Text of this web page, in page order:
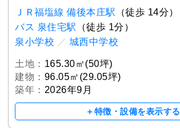
ＪＲ福塩線 備後本庄駅
（徒歩 14分）
バス 泉住宅駅
（徒歩 1分）
泉小学校 ／ 城西中学校
土地： 165.30㎡(50坪)
建物： 96.05㎡(29.05坪)
築年： 2026年9月
＋特徴・設備を表示する